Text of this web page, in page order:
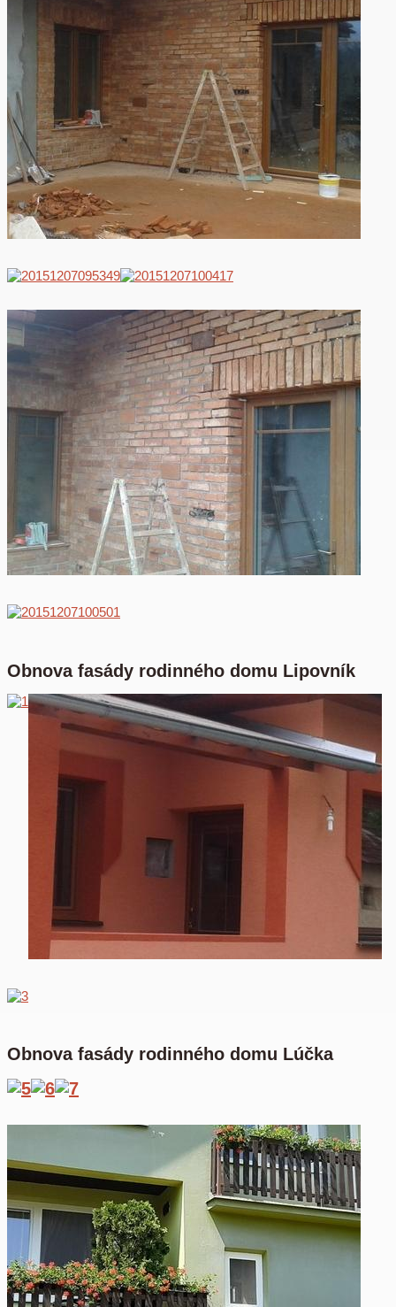
Obnova fasády rodinného domu Lipovník
Obnova fasády rodinného domu Lúčka